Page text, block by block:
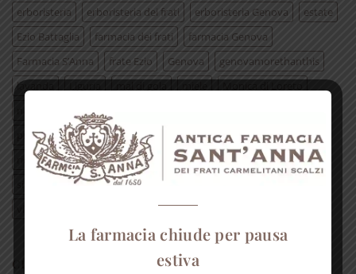
erboristeria
erboristeria dei frati erboristeria Genova
estate
Ezio Battaglia
farmacia dei frati
farmacia Genova
Farmacia S’Anna
frate Ezio Genova
genovamorethanthis
lavanda
padre Ezio
presepe di SantAnna
prodotto erboristico
raffreddore
ricetta
ricetta erboristica rimedi naturali
rosa
silvia piacentini
tisana TV2000
visitgenoa visitgenova
CERCA NEL SITO
La farmacia chiude per pausa
estiva